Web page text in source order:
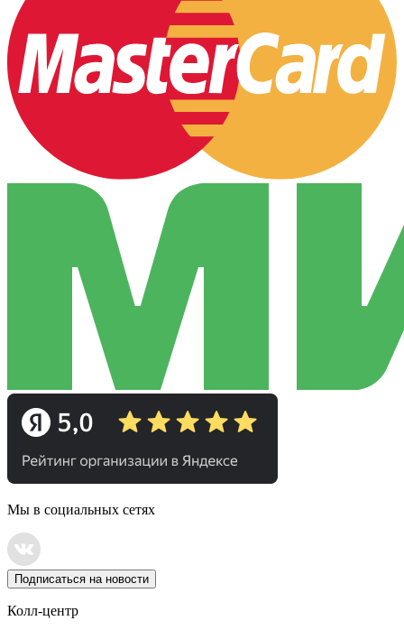
Мы в социальных сетях
Подписаться на новости
Колл-центр